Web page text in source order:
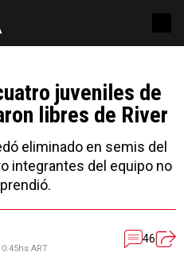
juveniles de
libres de River
eliminado en semis del
integrantes del equipo no
ART
46